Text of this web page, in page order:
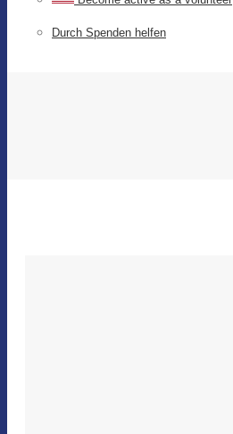
Durch Spenden helfen